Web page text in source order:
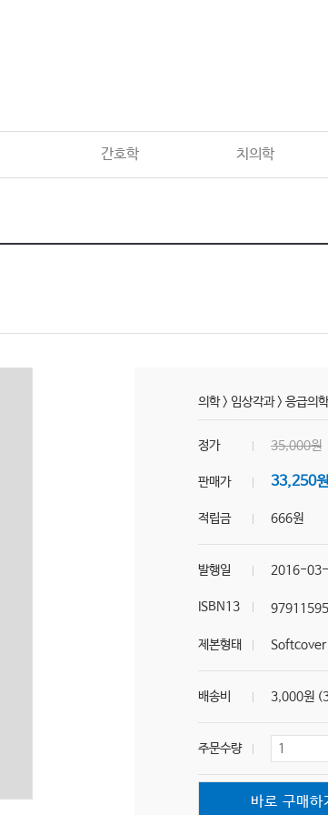
간호학 치의학
의학> 임상각과> 응급의학
정가 35,000원
판매가 33,250원
적립금 666원
발행일 2016-
ISBN13
제본형태 Softcover
배송비 3,000원 (3
주문수량
바로 구매하